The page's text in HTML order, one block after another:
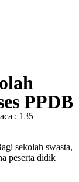
PPDB
: 135
sekolah swasta,
peserta didik